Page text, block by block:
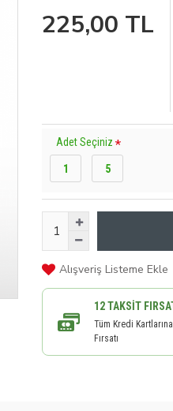
225,00 TL
Adet Seçiniz
1 5
Alışveriş Listeme Ekle
12 TAKSIT
Tüm Kredi
Fırsatı